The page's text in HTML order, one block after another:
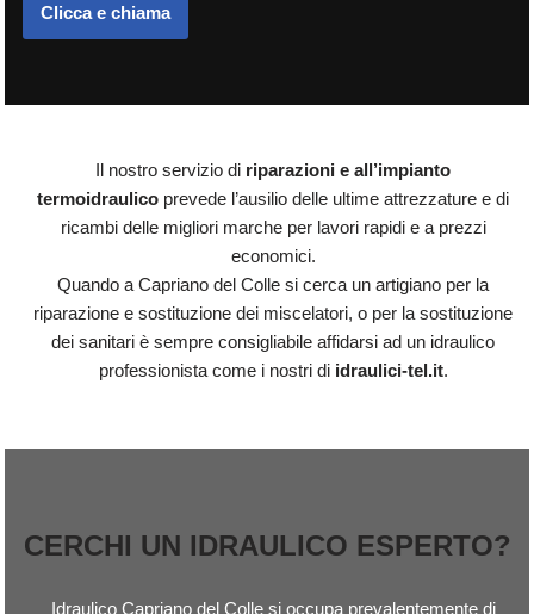
Clicca e chiama
Il nostro servizio di riparazioni e all’impianto
termoidraulico prevede l’ausilio delle ultime attrezzature e di
ricambi delle migliori marche per lavori rapidi e a prezzi
economici.
Quando a Capriano del Colle si cerca un artigiano per la
riparazione e sostituzione dei miscelatori, o per la sostituzione
dei sanitari è sempre consigliabile affidarsi ad un idraulico
professionista come i nostri di idraulici-tel.it.
CERCHI UN IDRAULICO ESPERTO?
Idraulico Capriano del Colle si occupa prevalentemente di